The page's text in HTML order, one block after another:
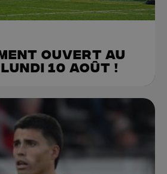
ouvert au
10 août !